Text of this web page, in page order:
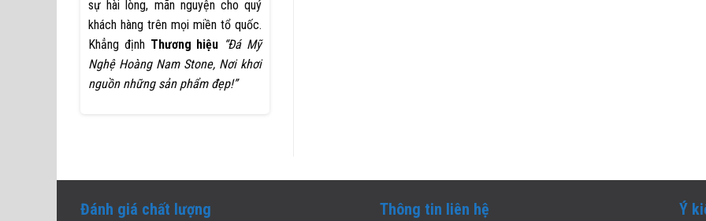
sự hài lòng, mãn nguyện cho quý
khách hàng trên mọi miền tổ quốc.
Khẳng định Thương hiệu “Đá Mỹ
Nghệ Hoàng Nam Stone, Nơi khơi
nguồn những sản phẩm đẹp!”
Đánh giá chất lượng Thông tin liên hệ Ý